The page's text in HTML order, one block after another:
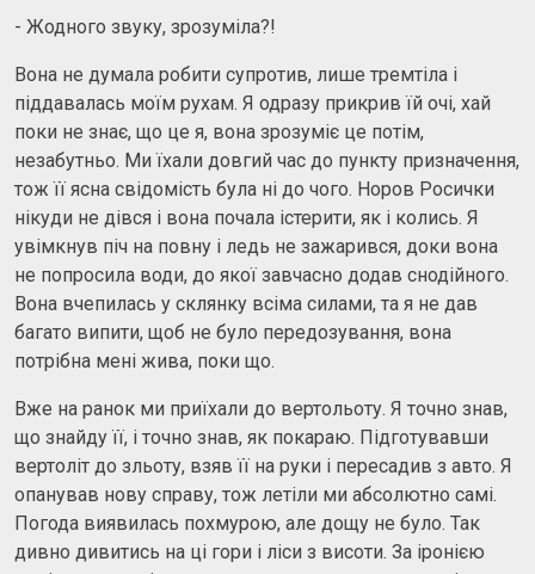
- Жодного звуку, зрозуміла?!
Вона не думала робити супротив, лише тремтіла і
піддавалась моїм рухам. Я одразу прикрив їй очі, хай
поки не знає, що це я, вона зрозуміє це потім,
незабутньо. Ми їхали довгий час до пункту призначення,
тож її ясна свідомість була ні до чого. Норов Росички
нікуди не дівся і вона почала істерити, як і колись. Я
увімкнув піч на повну і ледь не зажарився, доки вона
не попросила води, до якої завчасно додав снодійного.
Вона вчепилась у склянку всіма силами, та я не дав
багато випити, щоб не було передозування, вона
потрібна мені жива, поки що.
Вже на ранок ми приїхали до вертольоту. Я точно знав,
що знайду її, і точно знав, як покараю. Підготувавши
вертоліт до зльоту, взяв її на руки і пересадив з авто. Я
опанував нову справу, тож летіли ми абсолютно самі.
Погода виявилась похмурою, але дощу не було. Так
дивно дивитись на ці гори і ліси з висоти. За іронією